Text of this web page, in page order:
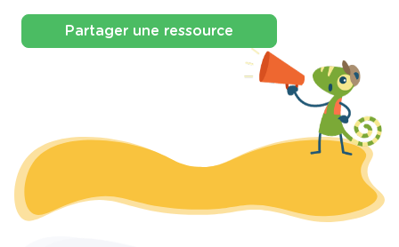
Partager une ressource